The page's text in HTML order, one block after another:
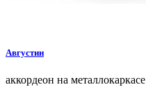
Августин
аккордеон на металлокаркасе